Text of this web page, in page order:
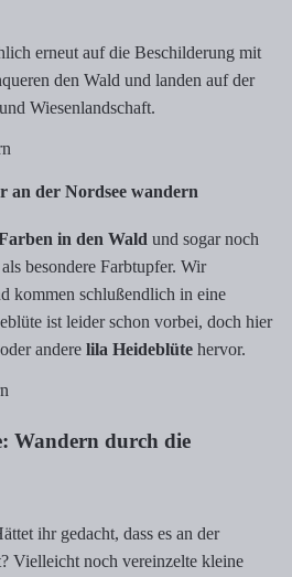
erneut auf die Beschilderung mit
den Wald und landen auf der
Wiesenlandschaft.
an der Nordsee wandern
in den Wald und sogar noch
besondere Farbtupfer. Wir
kommen schlußendlich in eine
ist leider schon vorbei, doch hier
andere lila Heideblüte hervor.
Wandern durch die
ihr gedacht, dass es an der
Vielleicht noch vereinzelte kleine